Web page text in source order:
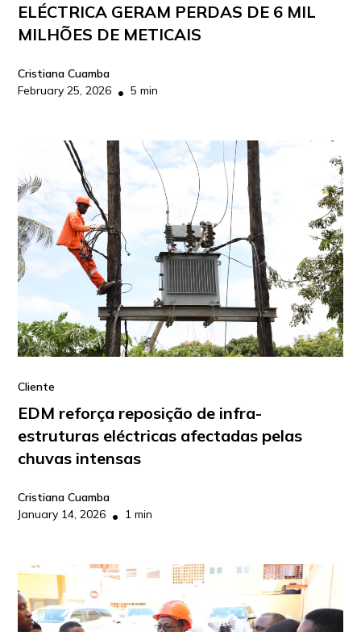
ELÉCTRICA GERAM PERDAS DE 6 MIL
MILHÕES DE METICAIS
Cristiana Cuamba
February 25, 2026 • 5 min
Cliente
EDM reforça reposição de infra-
estruturas eléctricas afectadas pelas
chuvas intensas
Cristiana Cuamba
January 14, 2026 • 1 min